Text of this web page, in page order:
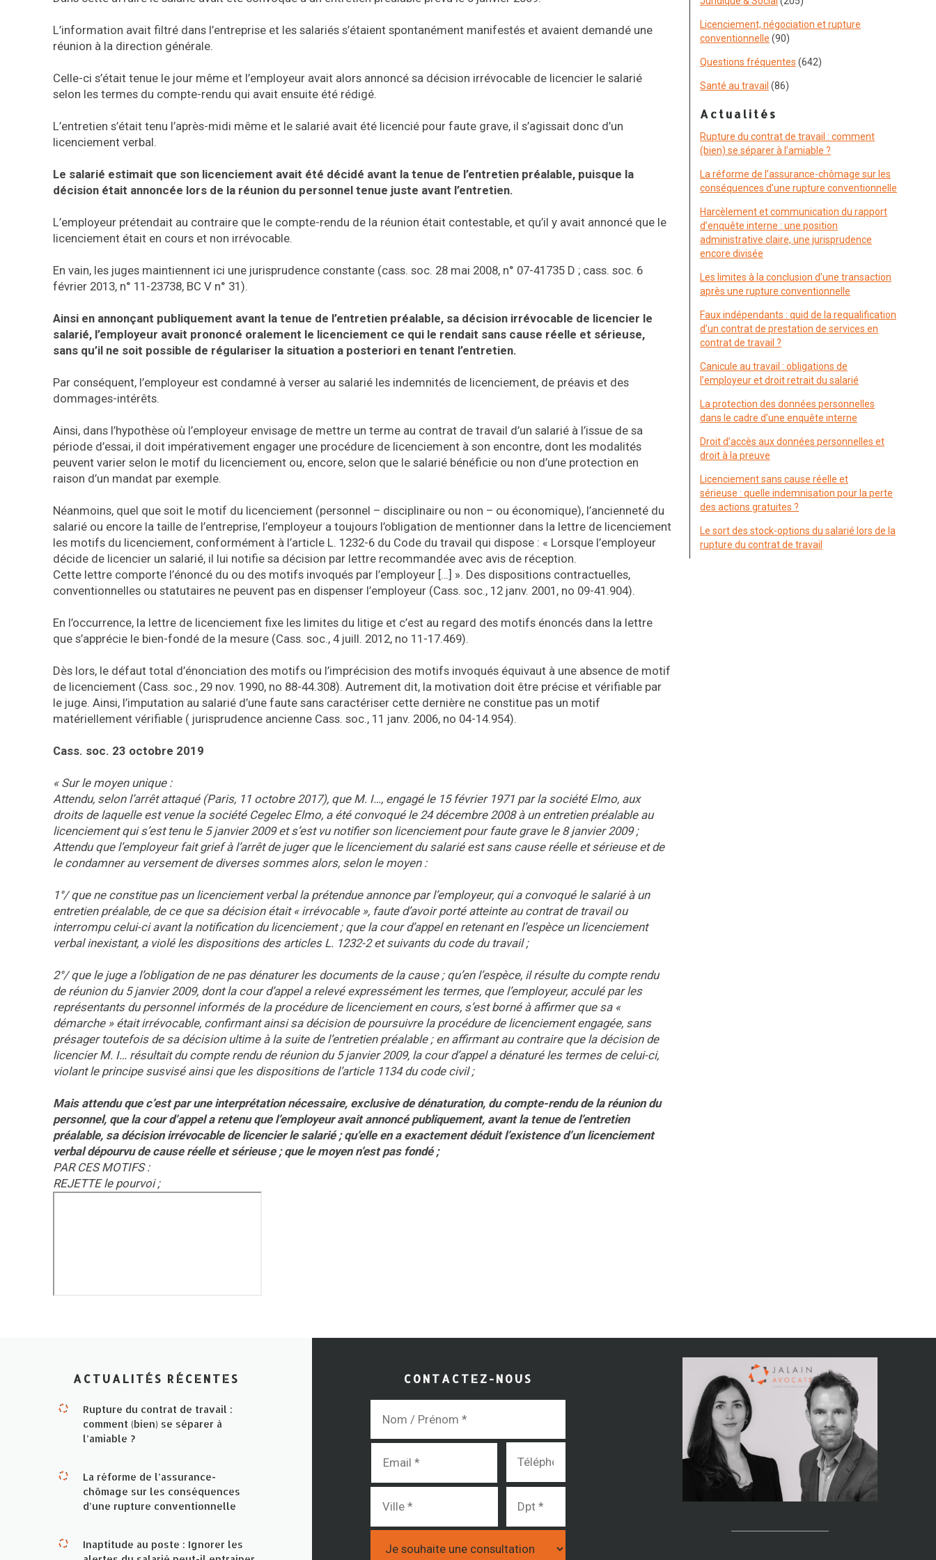
L’information avait filtré dans l’entreprise et les salariés s’étaient spontanément manifestés et avaient demandé une
réunion à la direction générale.
Celle-ci s’était tenue le jour même et l’employeur avait alors annoncé sa décision irrévocable de licencier le salarié
selon les termes du compte-rendu qui avait ensuite été rédigé.
L’entretien s’était tenu l’après-midi même et le salarié avait été licencié pour faute grave, il s’agissait donc d’un
licenciement verbal.
Le salarié estimait que son licenciement avait été décidé avant la tenue de l’entretien préalable, puisque la
décision était annoncée lors de la réunion du personnel tenue juste avant l’entretien.
L’employeur prétendait au contraire que le compte-rendu de la réunion était contestable, et qu’il y avait annoncé que le
licenciement était en cours et non irrévocable.
En vain, les juges maintiennent ici une jurisprudence constante (cass. soc. 28 mai 2008, n° 07-41735 D ; cass. soc. 6
février 2013, n° 11-23738, BC V n° 31).
Ainsi en annonçant publiquement avant la tenue de l’entretien préalable, sa décision irrévocable de licencier le
salarié, l’employeur avait prononcé oralement le licenciement ce qui le rendait sans cause réelle et sérieuse,
sans qu’il ne soit possible de régulariser la situation a posteriori en tenant l’entretien.
Par conséquent, l’employeur est condamné à verser au salarié les indemnités de licenciement, de préavis et des
dommages-intérêts.
Ainsi, dans l’hypothèse où l’employeur envisage de mettre un terme au contrat de travail d’un salarié à l’issue de sa
période d’essai, il doit impérativement engager une procédure de licenciement à son encontre, dont les modalités
peuvent varier selon le motif du licenciement ou, encore, selon que le salarié bénéficie ou non d’une protection en
raison d’un mandat par exemple.
Néanmoins, quel que soit le motif du licenciement (personnel – disciplinaire ou non – ou économique), l’ancienneté du
salarié ou encore la taille de l’entreprise, l’employeur a toujours l’obligation de mentionner dans la lettre de licenciement
les motifs du licenciement, conformément à l’article L. 1232-6 du Code du travail qui dispose : « Lorsque l’employeur
décide de licencier un salarié, il lui notifie sa décision par lettre recommandée avec avis de réception.
Cette lettre comporte l’énoncé du ou des motifs invoqués par l’employeur […] ». Des dispositions contractuelles,
conventionnelles ou statutaires ne peuvent pas en dispenser l’employeur (Cass. soc., 12 janv. 2001, no 09-41.904).
En l’occurrence, la lettre de licenciement fixe les limites du litige et c’est au regard des motifs énoncés dans la lettre
que s’apprécie le bien-fondé de la mesure (Cass. soc., 4 juill. 2012, no 11-17.469).
Dès lors, le défaut total d’énonciation des motifs ou l’imprécision des motifs invoqués équivaut à une absence de motif
de licenciement (Cass. soc., 29 nov. 1990, no 88-44.308). Autrement dit, la motivation doit être précise et vérifiable par
le juge. Ainsi, l’imputation au salarié d’une faute sans caractériser cette dernière ne constitue pas un motif
matériellement vérifiable ( jurisprudence ancienne Cass. soc., 11 janv. 2006, no 04-14.954).
Cass. soc. 23 octobre 2019
« Sur le moyen unique :
Attendu, selon l’arrêt attaqué (Paris, 11 octobre 2017), que M. I…, engagé le 15 février 1971 par la société Elmo, aux
droits de laquelle est venue la société Cegelec Elmo, a été convoqué le 24 décembre 2008 à un entretien préalable au
licenciement qui s’est tenu le 5 janvier 2009 et s’est vu notifier son licenciement pour faute grave le 8 janvier 2009 ;
Attendu que l’employeur fait grief à l’arrêt de juger que le licenciement du salarié est sans cause réelle et sérieuse et de
le condamner au versement de diverses sommes alors, selon le moyen :
1°/ que ne constitue pas un licenciement verbal la prétendue annonce par l’employeur, qui a convoqué le salarié à un
entretien préalable, de ce que sa décision était « irrévocable », faute d’avoir porté atteinte au contrat de travail ou
interrompu celui-ci avant la notification du licenciement ; que la cour d’appel en retenant en l’espèce un licenciement
verbal inexistant, a violé les dispositions des articles L. 1232-2 et suivants du code du travail ;
2°/ que le juge a l’obligation de ne pas dénaturer les documents de la cause ; qu’en l’espèce, il résulte du compte rendu
de réunion du 5 janvier 2009, dont la cour d’appel a relevé expressément les termes, que l’employeur, acculé par les
représentants du personnel informés de la procédure de licenciement en cours, s’est borné à affirmer que sa «
démarche » était irrévocable, confirmant ainsi sa décision de poursuivre la procédure de licenciement engagée, sans
présager toutefois de sa décision ultime à la suite de l’entretien préalable ; en affirmant au contraire que la décision de
licencier M. I… résultait du compte rendu de réunion du 5 janvier 2009, la cour d’appel a dénaturé les termes de celui-ci,
violant le principe susvisé ainsi que les dispositions de l’article 1134 du code civil ;
Mais attendu que c’est par une interprétation nécessaire, exclusive de dénaturation, du compte-rendu de la réunion du
personnel, que la cour d’appel a retenu que l’employeur avait annoncé publiquement, avant la tenue de l’entretien
préalable, sa décision irrévocable de licencier le salarié ; qu’elle en a exactement déduit l’existence d’un licenciement
verbal dépourvu de cause réelle et sérieuse ; que le moyen n’est pas fondé ;
PAR CES MOTIFS :
REJETTE le pourvoi ;
Licenciement, négociation et rupture
conventionnelle (90)
Questions fréquentes (642)
Santé au travail (86)
Actualités
Rupture du contrat de travail : comment
(bien) se séparer à l’amiable ?
La réforme de l’assurance-chômage sur les
conséquences d’une rupture conventionnelle
Harcèlement et communication du rapport
d’enquête interne : une position
administrative claire, une jurisprudence
encore divisée
Les limites à la conclusion d’une transaction
après une rupture conventionnelle
Faux indépendants : quid de la requalification
d’un contrat de prestation de services en
contrat de travail ?
Canicule au travail : obligations de
l’employeur et droit retrait du salarié
La protection des données personnelles
dans le cadre d’une enquête interne
Droit d’accès aux données personnelles et
droit à la preuve
Licenciement sans cause réelle et
sérieuse : quelle indemnisation pour la perte
des actions gratuites ?
Le sort des stock-options du salarié lors de la
rupture du contrat de travail
ACTUALITÉS RÉCENTES
Rupture du contrat de travail :
comment (bien) se séparer à
l’amiable ?
La réforme de l’assurance-
chômage sur les conséquences
d’une rupture conventionnelle
Inaptitude au poste : Ignorer les
CONTACTEZ-NOUS